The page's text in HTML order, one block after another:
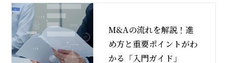
M&Aの流れを解説！進
め方と重要ポイントがわ
かる「入門ガイド」